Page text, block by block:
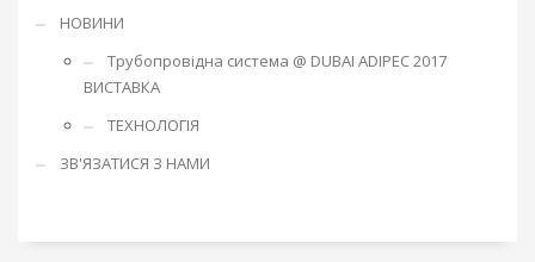
НОВИНИ
Трубопровідна система @ DUBAI ADIPEC 2017
ВИСТАВКА
ТЕХНОЛОГІЯ
ЗВ'ЯЗАТИСЯ З НАМИ